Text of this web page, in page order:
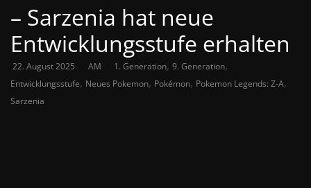
– Sarzenia hat neue
Entwicklungsstufe erhalten
22. August 2025 AM 1. Generation, 9. Generation,
Entwicklungsstufe, Neues Pokemon, Pokémon, Pokemon Legends: Z-A,
Sarzenia